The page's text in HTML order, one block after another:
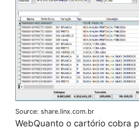
Source: share.linx.com.br
WebQuanto o cartório cobra